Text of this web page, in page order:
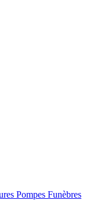
Pompes Funèbres